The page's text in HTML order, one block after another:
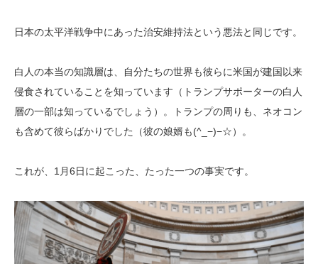
日本の太平洋戦争中にあった治安維持法という悪法と同じです。
白人の本当の知識層は、自分たちの世界も彼らに米国が建国以来
侵食されていることを知っています（トランプサポーターの白人
層の一部は知っているでしょう）。トランプの周りも、ネオコン
も含めて彼らばかりでした（彼の娘婿も(^_−)−☆）。
これが、1月6日に起こった、たった一つの事実です。